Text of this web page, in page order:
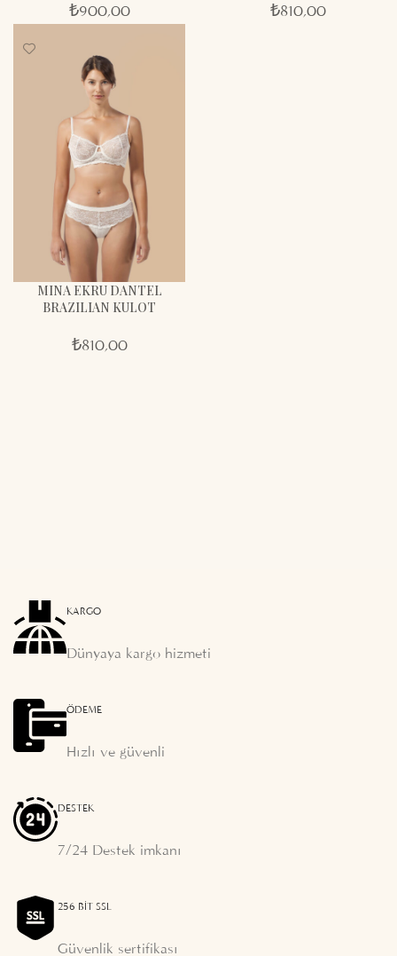
₺900,00 ₺810,00
MINA EKRU DANTEL
BRAZILIAN KULOT
₺810,00
KARGO
Dünyaya kargo hizmeti
ÖDEME
Hızlı ve güvenli
DESTEK
7/24 Destek imkanı
256 BIT SSL
Güvenlik sertifikası